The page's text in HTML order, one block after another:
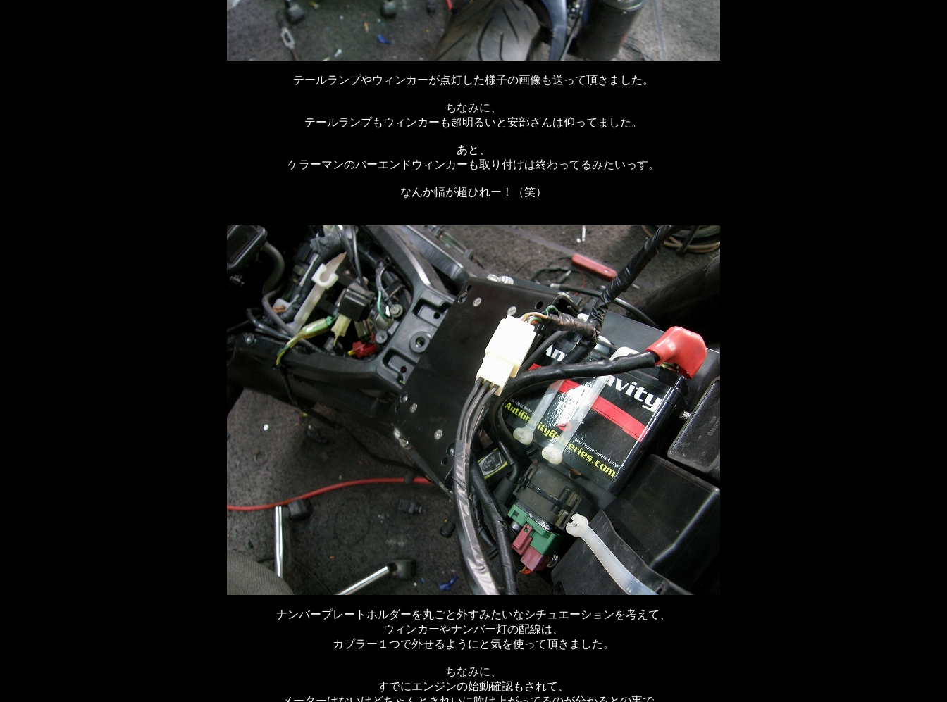
テールランプやウィンカーが点灯した様子の画像も送って頂きました。
ちなみに、
テールランプもウィンカーも超明るいと安部さんは仰ってました。
あと、
ケラーマンのバーエンドウィンカーも取り付けは終わってるみたいっす。
なんか幅が超ひれー！（笑）
ナンバープレートホルダーを丸ごと外すみたいなシチュエーションを考えて、
ウィンカーやナンバー灯の配線は、
カプラー１つで外せるようにと気を使って頂きました。
ちなみに、
すでにエンジンの始動確認もされて、